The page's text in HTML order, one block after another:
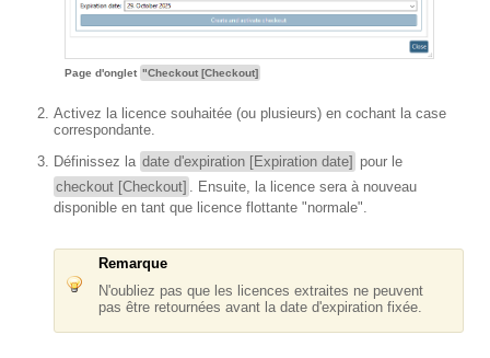
Page d'onglet "Checkout [Checkout]
Activez la licence souhaitée (ou plusieurs) en cochant la case
correspondante.
Définissez la date d'expiration [Expiration date] pour le
checkout [Checkout]
. Ensuite, la licence sera à nouveau
disponible en tant que licence flottante "normale".
Remarque
N'oubliez pas que les licences extraites ne peuvent
pas être retournées avant la date d'expiration fixée.